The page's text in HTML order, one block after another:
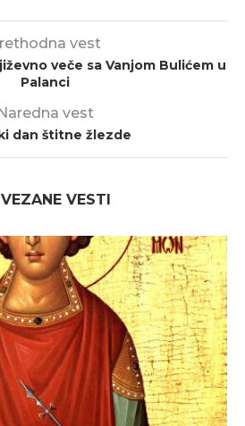
vest
veče sa Vanjom Bulićem u
Palanci
vest
dan štitne žlezde
VESTI